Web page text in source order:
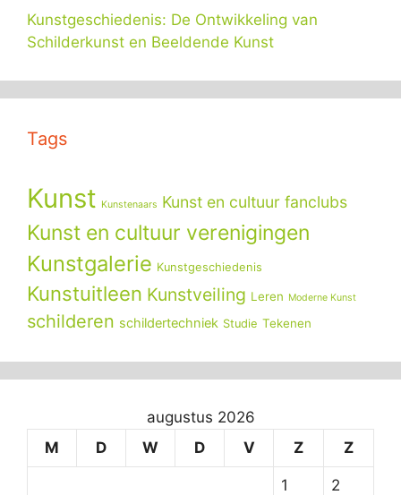
Kunstgeschiedenis: De Ontwikkeling van
Schilderkunst en Beeldende Kunst
Tags
Kunst Kunstenaars Kunst en cultuur fanclubs
Kunst en cultuur verenigingen
Kunstgalerie Kunstgeschiedenis
Kunstuitleen Kunstveiling Leren Moderne Kunst
schilderen schildertechniek Studie Tekenen
augustus 2026
M
D W D V Z Z
1 2